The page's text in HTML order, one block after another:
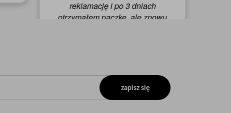
zapisz się